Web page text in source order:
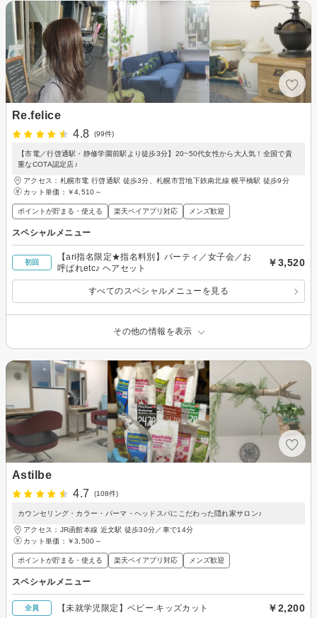
Re.felice
4.8
(99件)
【市電／行啓通駅・静修学園前駅より徒歩3分】20~50代女性から大人気！全国で貴
重なCOTA認定店♪
アクセス：札幌市電 行啓通駅 徒歩3分、札幌市営地下鉄南北線 幌平橋駅 徒歩9分
カット単価： ￥4,510～
ポイントが貯まる・使える 楽天ペイアプリ対応 メンズ歓迎
スペシャルメニュー
初回
【ari指名限定★指名料別】パーティ／女子会／お
呼ばれetc♪ ヘアセット
￥3,520
すべてのスペシャルメニューを見る
その他の情報を表示
Astilbe
4.7
(108件)
カウンセリング・カラー・パーマ・ヘッドスパにこだわった隠れ家サロン♪
アクセス：JR函館本線 近文駅 徒歩30分／車で14分
カット単価： ￥3,500～
ポイントが貯まる・使える 楽天ペイアプリ対応 メンズ歓迎
スペシャルメニュー
全員 【未就学児限定】ベビー.キッズカット ￥2,200